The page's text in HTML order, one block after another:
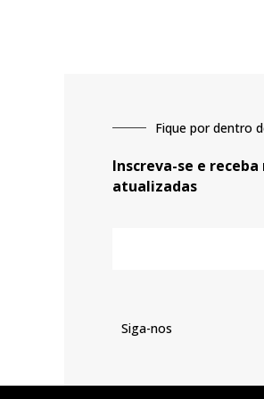
Fique por dentro
Inscreva-se e
atualizadas
Siga-nos